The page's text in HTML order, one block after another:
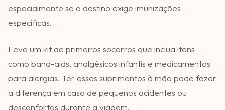
especialmente se o destino exige imunizações
específicas.
Leve um kit de primeiros socorros que inclua itens
como band-aids, analgésicos infantis e medicamentos
para alergias. Ter esses suprimentos à mão pode fazer
a diferença em caso de pequenos acidentes ou
desconfortos durante a viagem.